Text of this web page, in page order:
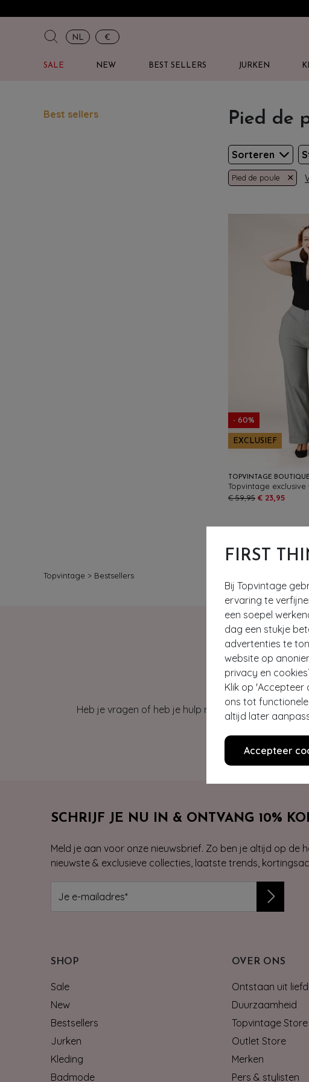
FIRST
Bij Topvintage
ervaring te
een soepel
dag een stukje
advertenties te
website op
privacy en
Klik op 'Accepteer
ons tot
altijd later
Accepteer
NL €
SALE NEW BEST SELLERS JURKEN
Best sellers Pied de
Sorteren
Pied de poule ×
- 60%
EXCLUSIEF
TOPVINTAGE
€ 59,95 € 23,95
Topvintage > Bestsellers
Heb je vragen of heb je hulp nodig bij je
SCHRIJF JE NU IN & ONTVANG 10%
Meld je aan voor onze nieuwsbrief. Zo ben je altijd op de
nieuwste & exclusieve collecties, laatste trends,
SHOP
Sale
New
Bestsellers
Jurken
Kleding
Badmode
OVER ONS
Ontstaan uit
Duurzaamheid
Topvintage Store
Outlet Store
Merken
Pers & stylisten